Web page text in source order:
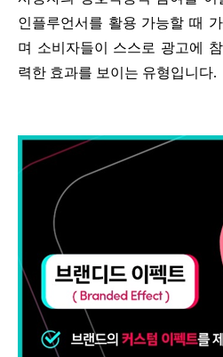
인플루언서를 활용 가능할 때
며 소비자들이 스스로 광고에
력한 효과를 보이는 유형입니다.